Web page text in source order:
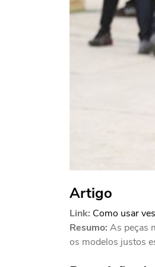
Artigo
Link: Como usar
Resumo: As peças
os modelos justos